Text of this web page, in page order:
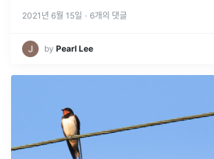
2021년 6월 15일 · 6개의 댓글
by Pearl Lee